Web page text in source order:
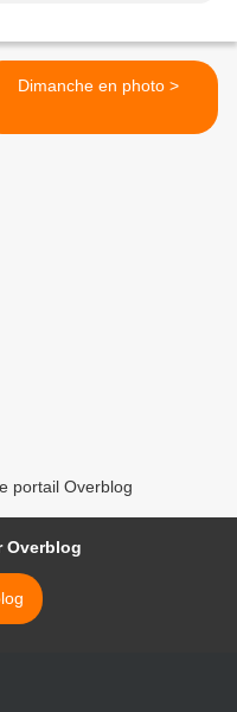
Dimanche en photo >
portail Overblog
Overblog